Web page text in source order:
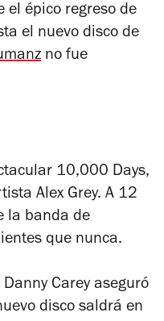
el épico regreso de
el nuevo disco de
no fue
10,000 Days,
Alex Grey. A 12
la banda de
que nunca.
Carey aseguró
disco saldrá en